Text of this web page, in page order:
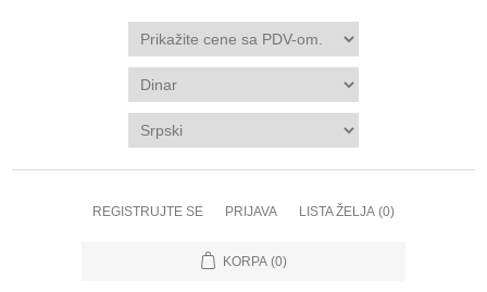
REGISTRUJTE SE PRIJAVA LISTA ŽELJA (0)
KORPA (0)